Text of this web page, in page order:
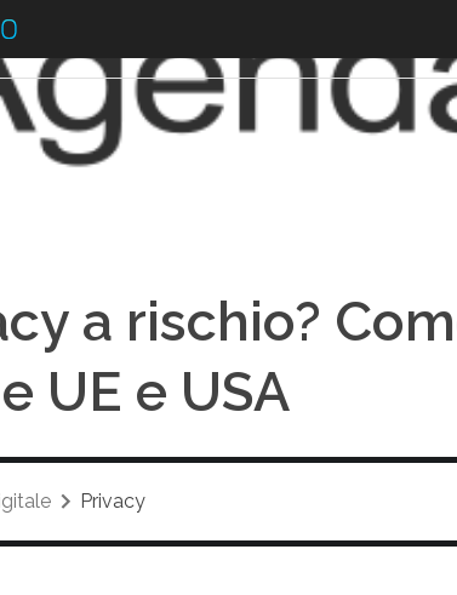
a rischio?
UE e USA
Privacy